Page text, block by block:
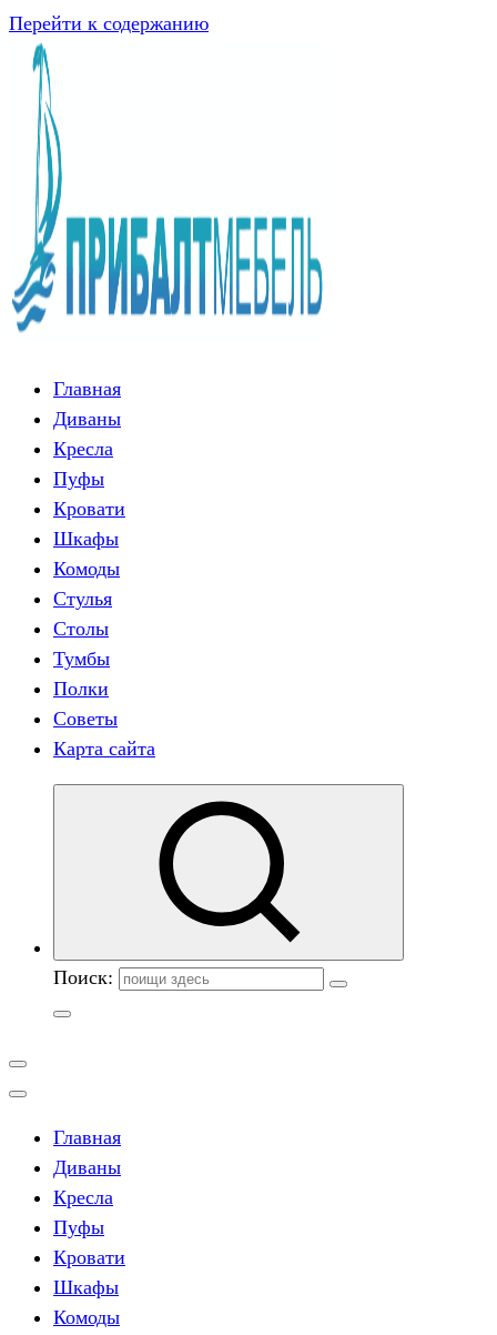
Перейти к содержанию
Главная
Диваны
Кресла
Пуфы
Кровати
Шкафы
Комоды
Стулья
Столы
Тумбы
Полки
Советы
Карта сайта
Поиск:
Главная
Диваны
Кресла
Пуфы
Кровати
Шкафы
Комоды